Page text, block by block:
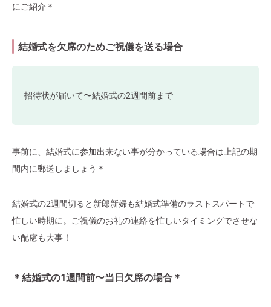
にご紹介＊
結婚式を欠席のためご祝儀を送る場合
招待状が届いて〜結婚式の2週間前まで
事前に、結婚式に参加出来ない事が分かっている場合は上記の期
間内に郵送しましょう＊
結婚式の2週間切ると新郎新婦も結婚式準備のラストスパートで
忙しい時期に。ご祝儀のお礼の連絡を忙しいタイミングでさせな
い配慮も大事！
＊結婚式の1週間前〜当日欠席の場合＊